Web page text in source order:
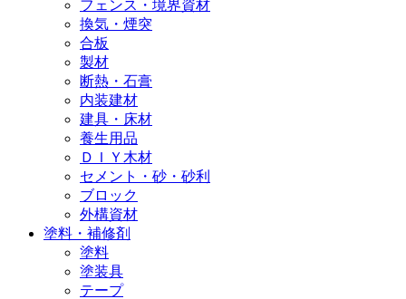
フェンス・境界資材
換気・煙突
合板
製材
断熱・石膏
内装建材
建具・床材
養生用品
ＤＩＹ木材
セメント・砂・砂利
ブロック
外構資材
塗料・補修剤
塗料
塗装具
テープ